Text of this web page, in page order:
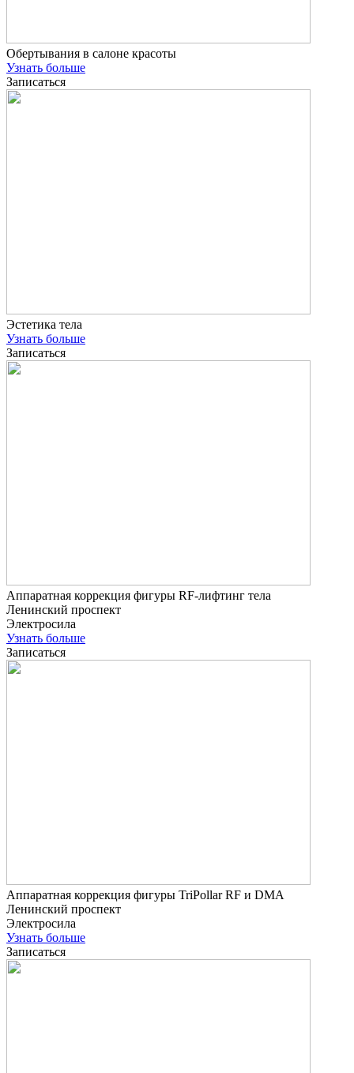
Обертывания в салоне красоты
Узнать больше
Записаться
Эстетика тела
Узнать больше
Записаться
Аппаратная коррекция фигуры RF-лифтинг тела
Ленинский проспект
Электросила
Узнать больше
Записаться
Аппаратная коррекция фигуры TriPollar RF и DMA
Ленинский проспект
Электросила
Узнать больше
Записаться